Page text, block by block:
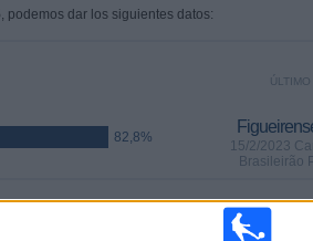
, podemos dar los siguientes datos:
82,8%
15/2/2023
Brasileirão